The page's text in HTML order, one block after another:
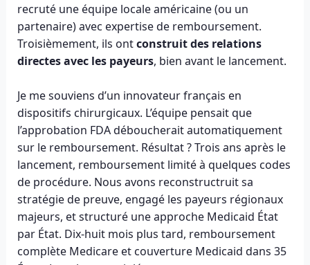
recruté une équipe locale américaine (ou un
partenaire) avec expertise de remboursement.
Troisièmement, ils ontconstruit des relations
directes avec les payeurs, bien avant le lancement.
Je me souviens d’un innovateur français en
dispositifs chirurgicaux. L’équipe pensait que
l’approbation FDA déboucherait automatiquement
sur le remboursement. Résultat ? Trois ans après le
lancement, remboursement limité à quelques codes
de procédure. Nous avons reconstructruit sa
stratégie de preuve, engagé les payeurs régionaux
majeurs, et structuré une approche Medicaid État
par État. Dix-huit mois plus tard, remboursement
complète Medicare et couverture Medicaid dans 35